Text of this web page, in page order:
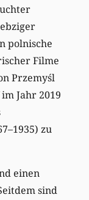
polnische
Filme
Przemyśl
Jahr 2019
zu
einen
sind